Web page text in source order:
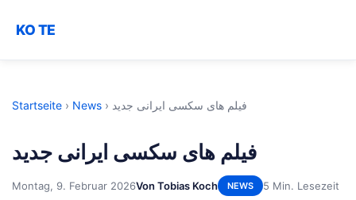
KO TE
Startseite › News › فیلم های سکسی ایرانی جدید
فیلم های سکسی ایرانی جدید
Montag, 9. Februar 2026Von Tobias Koch NEWS 5 Min. Lesezeit